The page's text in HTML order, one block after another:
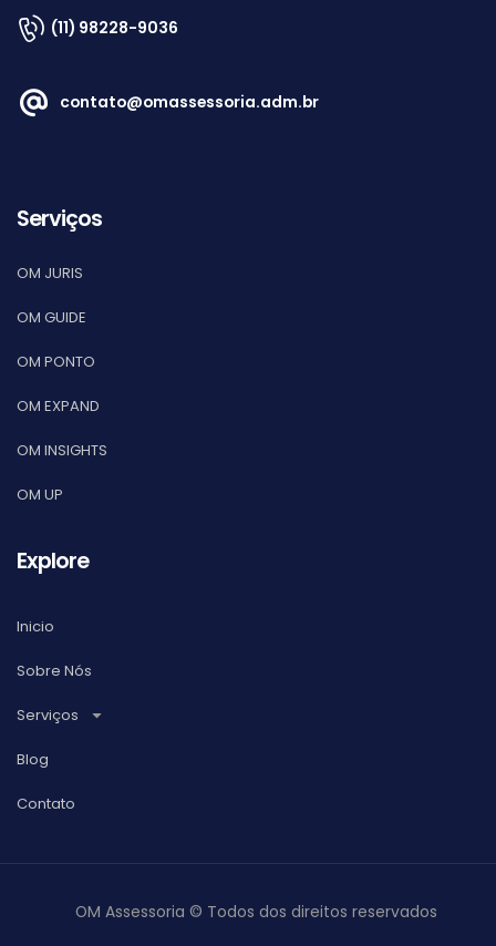
(11) 98228-9036
contato@omassessoria.adm.br
Serviços
OM JURIS
OM GUIDE
OM PONTO
OM EXPAND
OM INSIGHTS
OM UP
Explore
Inicio
Sobre Nós
Serviços
Blog
Contato
OM Assessoria © Todos dos direitos reservados